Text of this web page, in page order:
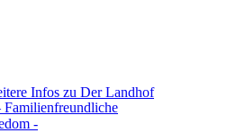
Infos zu Der Landhof
-